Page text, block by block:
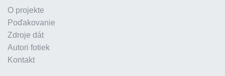
O projekte
Poďakovanie
Zdroje dát
Autori fotiek
Kontakt